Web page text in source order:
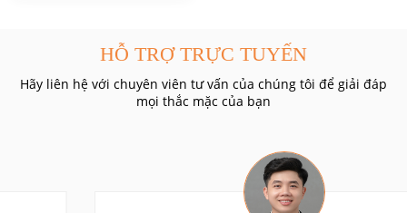
HỖ TRỢ TRỰC TUYẾN
Hãy liên hệ với chuyên viên tư vấn của chúng tôi để giải đáp
mọi thắc mặc của bạn